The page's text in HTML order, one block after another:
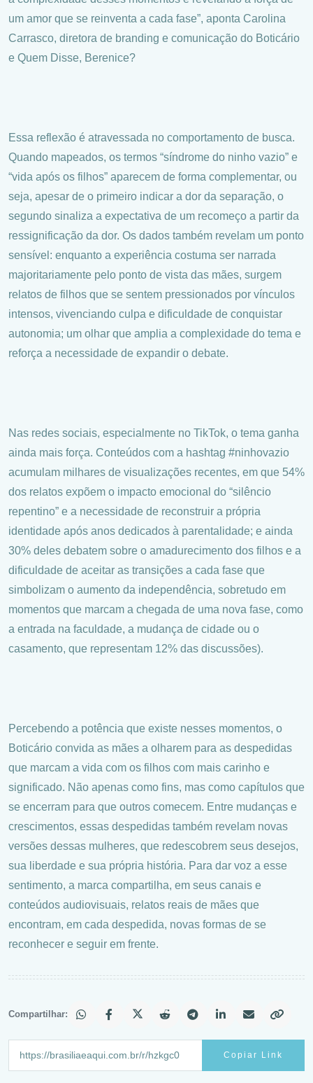
um amor que se reinventa a cada fase”, aponta Carolina
Carrasco, diretora de branding e comunicação do Boticário
e Quem Disse, Berenice?
Essa reflexão é atravessada no comportamento de busca.
Quando mapeados, os termos “síndrome do ninho vazio” e
“vida após os filhos” aparecem de forma complementar, ou
seja, apesar de o primeiro indicar a dor da separação, o
segundo sinaliza a expectativa de um recomeço a partir da
ressignificação da dor. Os dados também revelam um ponto
sensível: enquanto a experiência costuma ser narrada
majoritariamente pelo ponto de vista das mães, surgem
relatos de filhos que se sentem pressionados por vínculos
intensos, vivenciando culpa e dificuldade de conquistar
autonomia; um olhar que amplia a complexidade do tema e
reforça a necessidade de expandir o debate.
Nas redes sociais, especialmente no TikTok, o tema ganha
ainda mais força. Conteúdos com a hashtag #ninhovazio
acumulam milhares de visualizações recentes, em que 54%
dos relatos expõem o impacto emocional do “silêncio
repentino” e a necessidade de reconstruir a própria
identidade após anos dedicados à parentalidade; e ainda
30% deles debatem sobre o amadurecimento dos filhos e a
dificuldade de aceitar as transições a cada fase que
simbolizam o aumento da independência, sobretudo em
momentos que marcam a chegada de uma nova fase, como
a entrada na faculdade, a mudança de cidade ou o
casamento, que representam 12% das discussões).
Percebendo a potência que existe nesses momentos, o
Boticário convida as mães a olharem para as despedidas
que marcam a vida com os filhos com mais carinho e
significado. Não apenas como fins, mas como capítulos que
se encerram para que outros comecem. Entre mudanças e
crescimentos, essas despedidas também revelam novas
versões dessas mulheres, que redescobrem seus desejos,
sua liberdade e sua própria história. Para dar voz a esse
sentimento, a marca compartilha, em seus canais e
conteúdos audiovisuais, relatos reais de mães que
encontram, em cada despedida, novas formas de se
reconhecer e seguir em frente.
Compartilhar:
Copiar Link